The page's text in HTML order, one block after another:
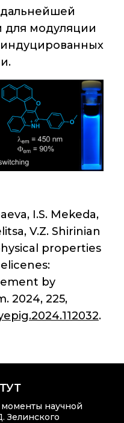
дальнейшей
для модуляции
индуцированных
I.S. Mekeda,
V.Z. Shirinian
properties
by
2024, 225,
.
научной
Зелинского